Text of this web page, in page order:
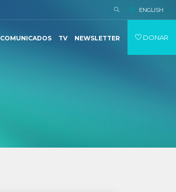
ENGLISH
COMUNICADOS TV NEWSLETTER DONAR